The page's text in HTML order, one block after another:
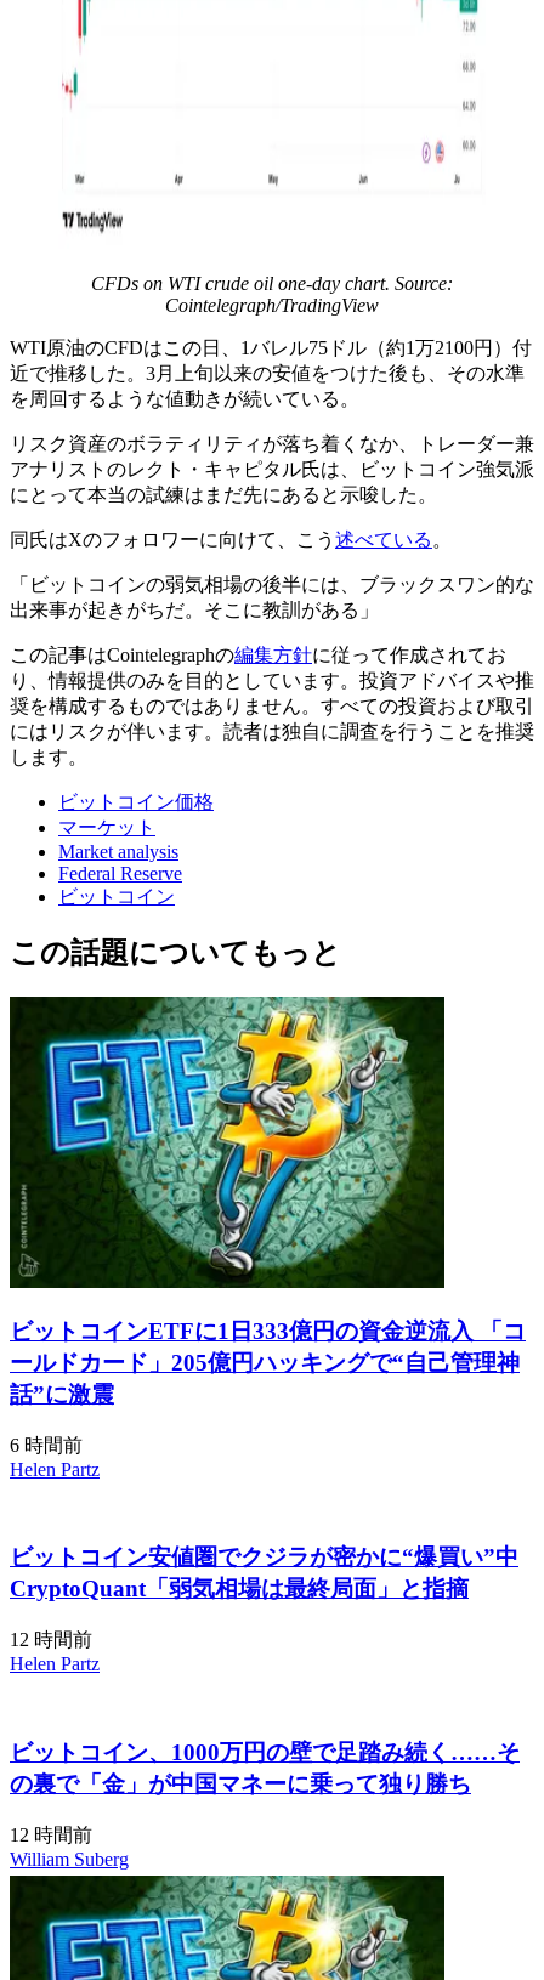
CFDs on WTI crude oil one-day chart. Source:
Cointelegraph/TradingView
WTI原油のCFDはこの日、1バレル75ドル（約1万2100円）付
近で推移した。3月上旬以来の安値をつけた後も、その水準
を周回するような値動きが続いている。
リスク資産のボラティリティが落ち着くなか、トレーダー兼
アナリストのレクト・キャピタル氏は、ビットコイン強気派
にとって本当の試練はまだ先にあると示唆した。
同氏はXのフォロワーに向けて、こう 述べている 。
「ビットコインの弱気相場の後半には、ブラックスワン的な
出来事が起きがちだ。そこに教訓がある」
この記事はCointelegraphの編集方針に従って作成されてお
り、情報提供のみを目的としています。投資アドバイスや推
奨を構成するものではありません。すべての投資および取引
にはリスクが伴います。読者は独自に調査を行うことを推奨
します。
ビットコイン価格
マーケット
Market analysis
Federal Reserve
ビットコイン
この話題についてもっと
ビットコインETFに1日333億円の資金逆流入 「コ
ールドカード」205億円ハッキングで“自己管理神
話”に激震
6 時間前
Helen Partz
ビットコイン安値圏でクジラが密かに“爆買い”中
CryptoQuant「弱気相場は最終局面」と指摘
12 時間前
Helen Partz
ビットコイン、1000万円の壁で足踏み続く……そ
の裏で「金」が中国マネーに乗って独り勝ち
12 時間前
William Suberg